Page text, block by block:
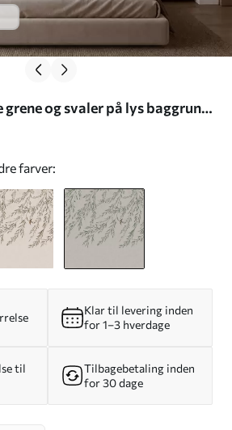
og svaler på lys baggrund
farver:
Klar til levering inden
for 1–3 hverdage
til
Tilbagebetaling inden
for 30 dage